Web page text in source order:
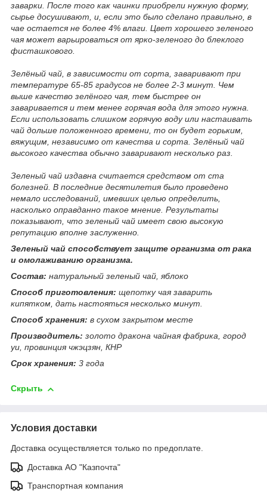
заварки. После того как чаинки приобрели нужную форму,
сырье досушивают, и, если это было сделано правильно, в
чае остается не более 4% влаги. Цвет хорошего зеленого
чая может варьироваться от ярко-зеленого до блеклого
фисташкового.
Зелёный чай, в зависимости от сорта, заваривают при
температуре 65-85 градусов не более 2-3 минут. Чем
выше качество зелёного чая, тем быстрее он
заваривается и тем менее горячая вода для этого нужна.
Если использовать слишком горячую воду или настаивать
чай дольше положенного времени, то он будет горьким,
вяжущим, независимо от качества и сорта. Зелёный чай
высокого качества обычно заваривают несколько раз.
Зеленый чай издавна считается средством от ста
болезней. В последние десятилетия было проведено
немало исследований, имевших целью определить,
насколько оправданно такое мнение. Результаты
показывают, что зеленый чай имеет свою высокую
репутацию вполне заслуженно.
Зеленый чай способствует защите организма от рака
и омолаживанию организма.
Состав: натуральный зеленый чай, яблоко
Способ приготовления: щепотку чая заварить
кипятком, дать настояться несколько минут.
Способ хранения: в сухом закрытом месте
Производитель: золото дракона чайная фабрика, город
уи, провинция чжэцзян, КНР
Срок хранения: 3 года
Скрыть
Условия доставки
Доставка осуществляется только по предоплате.
Доставка АО "Казпочта"
Транспортная компания